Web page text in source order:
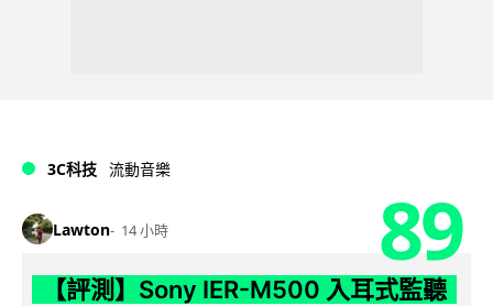
3C科技 流動音樂
Lawton 14 小時 89
【評測】Sony IER-M500 入耳式監聽